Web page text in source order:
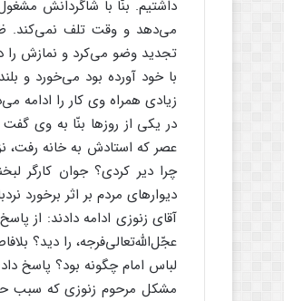
داشتیم. بنّا با شاگردانش
مى‌‌دهد و وقت تلف نمى‌‌کند.
تجدید وضو مى‌‌کرد و نمازش
با خود آورده بود مى‌‌خورد و
زیادى همراه وى کار را ادامه
در یکى از روزها بنّا به وى گفت
عصر که استادش به خانه رفت،
چرا دیر کردى؟ جوان کارگر
دیوارهاى مردم بر اثر برخورد
آقاى زنوزى ادامه دادند: از
عجّل‌‌اللَّه‌‌تعالى‌‌فرجه، را دید؟
لباس امام چگونه بود؟ پاسخ
مشکل مرحوم زنوزى که سبب